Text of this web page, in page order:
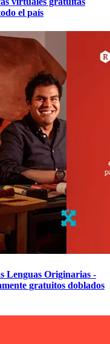
el país
Lenguas Originarias -
gratuitos doblados